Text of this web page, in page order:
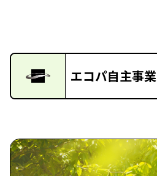
エコパ自主事業